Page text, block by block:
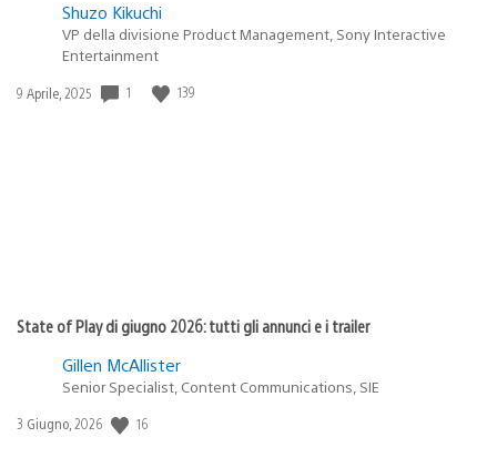
Shuzo Kikuchi
VP della divisione Product Management, Sony Interactive
Entertainment
Data
9 Aprile, 2025 1 139
State of Play di giugno 2026: tutti gli annunci e i trailer
Gillen McAllister
Senior Specialist, Content Communications, SIE
Data
3 Giugno, 2026 16